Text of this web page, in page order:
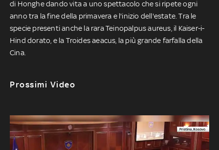
di Honghe dando vita a uno spettacolo che si ripete ogni
anno tra la fine della primavera e l'inizio dell'estate. Tra le
specie presenti anche la rara Teinopalpus aureus, il Kaiser-i-
Hind dorato, e la Troides aeacus, la più grande farfalla della
Cina.
Prossimi Video